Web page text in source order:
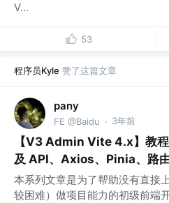
V...
53
程序员Kyle 赞了这篇文章
pany
FE @Baidu · 3年前
【V3 Admin Vite 4.x】教
及 API、Axios、Pinia、路由
本系列文章是为了帮助没有直接
较困难）做项目能力的初级前端